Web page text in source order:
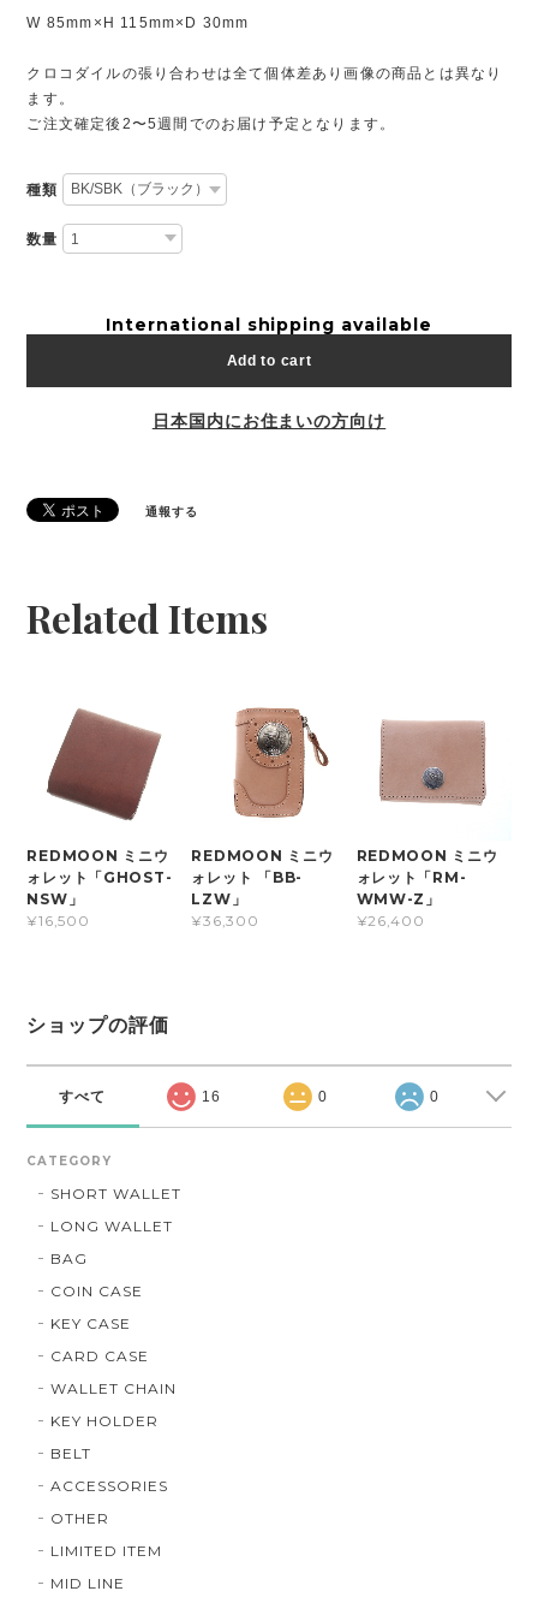
W 85mm×H 115mm×D 30mm
クロコダイルの張り合わせは全て個体差あり画像の商品とは異なり
ます。
ご注文確定後2〜5週間でのお届け予定となります。
種類
数量
International shipping available
Add to cart
日本国内にお住まいの方向け
通報する
Related Items
REDMOON ミニウ
ォレット「GHOST-
NSW」
¥16,500
REDMOON ミニウ
ォレット 「BB-
LZW」
¥36,300
REDMOON ミニウ
ォレット「RM-
WMW-Z」
¥26,400
ショップの評価
すべて 16 0 0
CATEGORY
SHORT WALLET
LONG WALLET
BAG
COIN CASE
KEY CASE
CARD CASE
WALLET CHAIN
KEY HOLDER
BELT
ACCESSORIES
OTHER
LIMITED ITEM
MID LINE